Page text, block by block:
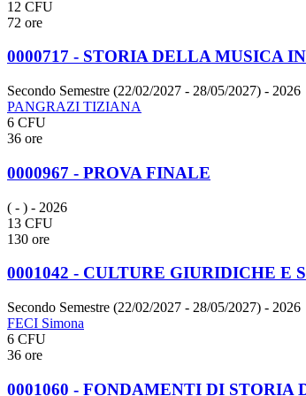
12 CFU
72 ore
0000717 - STORIA DELLA MUSICA
Secondo Semestre (22/02/2027 - 28/05/2027) - 2026
PANGRAZI TIZIANA
6 CFU
36 ore
0000967 - PROVA FINALE
( - ) - 2026
13 CFU
130 ore
0001042 - CULTURE GIURIDICHE
Secondo Semestre (22/02/2027 - 28/05/2027) - 2026
FECI Simona
6 CFU
36 ore
0001060 - FONDAMENTI DI